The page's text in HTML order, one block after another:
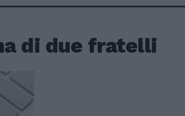
di due fratelli